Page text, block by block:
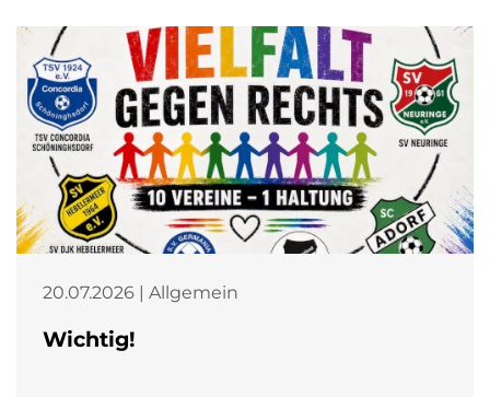
20.07.2026 | Allgemein
Wichtig!